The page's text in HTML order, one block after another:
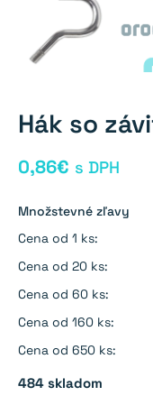
Hák so
0,86€ s DPH
Množstevné zľavy
Cena od 1 ks:
Cena od 20 ks:
Cena od 60 ks:
Cena od 160 ks:
Cena od 650 ks:
484 skladom